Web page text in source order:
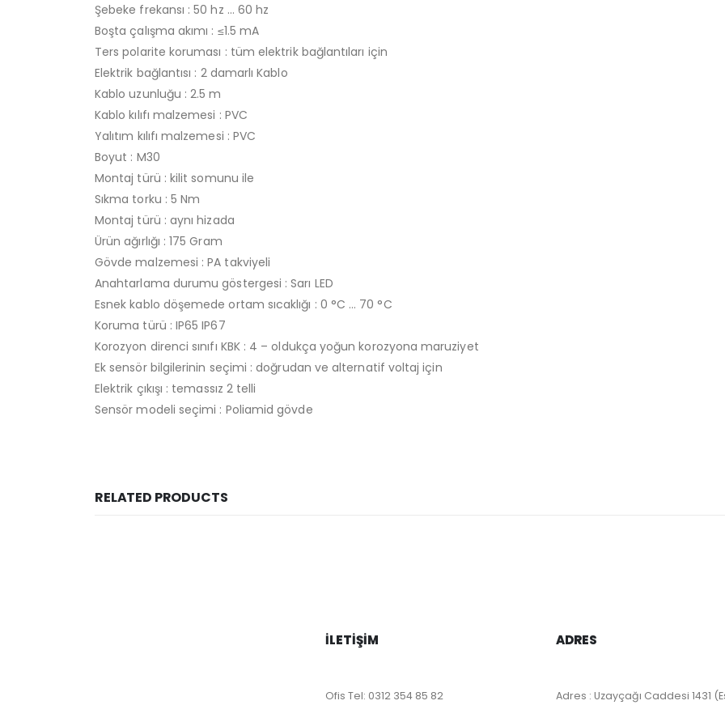
Şebeke frekansı : 50 hz … 60 hz
Boşta çalışma akımı : ≤1.5 mA
Ters polarite koruması : tüm elektrik bağlantıları için
Elektrik bağlantısı : 2 damarlı Kablo
Kablo uzunluğu : 2.5 m
Kablo kılıfı malzemesi : PVC
Yalıtım kılıfı malzemesi : PVC
Boyut : M30
Montaj türü : kilit somunu ile
Sıkma torku : 5 Nm
Montaj türü : aynı hizada
Ürün ağırlığı : 175 Gram
Gövde malzemesi : PA takviyeli
Anahtarlama durumu göstergesi : Sarı LED
Esnek kablo döşemede ortam sıcaklığı : 0 °C … 70 °C
Koruma türü : IP65 IP67
Korozyon direnci sınıfı KBK : 4 – oldukça yoğun korozyona maruziyet
Ek sensör bilgilerinin seçimi : doğrudan ve alternatif voltaj için
Elektrik çıkışı : temassız 2 telli
Sensör modeli seçimi : Poliamid gövde
RELATED PRODUCTS
İLETIŞIM
Ofis Tel: 0312 354 85 82
ADRES
Adres : Uzayçağı Caddesi 1431